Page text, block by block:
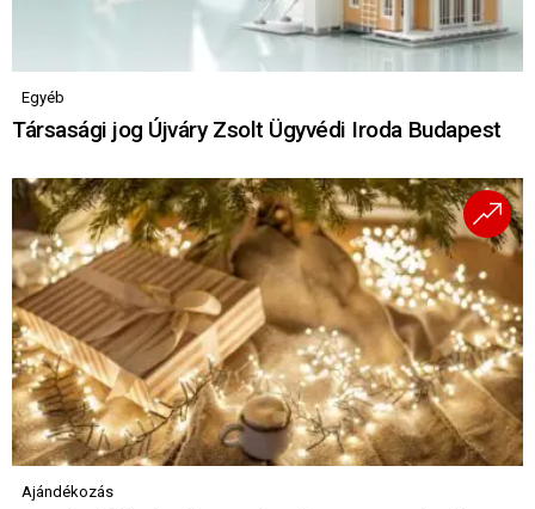
Egyéb
Társasági jog Újváry Zsolt Ügyvédi Iroda Budapest
Ajándékozás